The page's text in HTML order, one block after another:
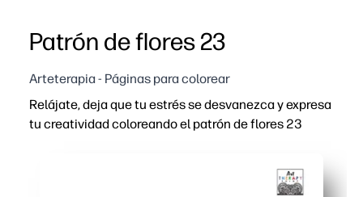
Patrón de flores 23
Arteterapia - Páginas para colorear
Relájate, deja que tu estrés se desvanezca y expresa
tu creatividad coloreando el patrón de flores 23
Los intrincados motivos florales fomentan la calma,